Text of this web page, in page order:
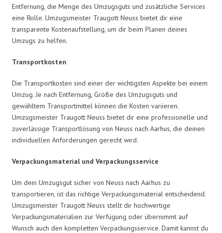
Entfernung, die Menge des Umzugsguts und zusätzliche Services
eine Rolle. Umzugsmeister Traugott Neuss bietet dir eine
transparente Kostenaufstellung, um dir beim Planen deines
Umzugs zu helfen.
Transportkosten
Die Transportkosten sind einer der wichtigsten Aspekte bei einem
Umzug. Je nach Entfernung, Größe des Umzugsguts und
gewähltem Transportmittel können die Kosten variieren.
Umzugsmeister Traugott Neuss bietet dir eine professionelle und
zuverlässige Transportlösung von Neuss nach Aarhus, die deinen
individuellen Anforderungen gerecht wird.
Verpackungsmaterial und Verpackungsservice
Um dein Umzugsgut sicher von Neuss nach Aarhus zu
transportieren, ist das richtige Verpackungsmaterial entscheidend.
Umzugsmeister Traugott Neuss stellt dir hochwertige
Verpackungsmaterialien zur Verfügung oder übernimmt auf
Wunsch auch den kompletten Verpackungsservice. Damit kannst du